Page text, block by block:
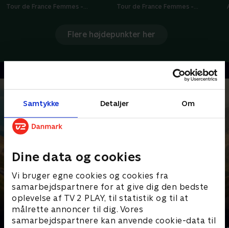
Samtykke Detaljer Om
Dine data og cookies
Vi bruger egne cookies og cookies fra
samarbejdspartnere for at give dig den bedste
oplevelse af TV 2 PLAY, til statistik og til at
målrette annoncer til dig. Vores
samarbejdspartnere kan anvende cookie-data til
Tour de France Femmes -
Tour de France Femmes -
Flere højdepunkter her
Senest tilføjet